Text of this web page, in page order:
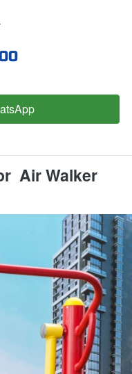
Air Walker